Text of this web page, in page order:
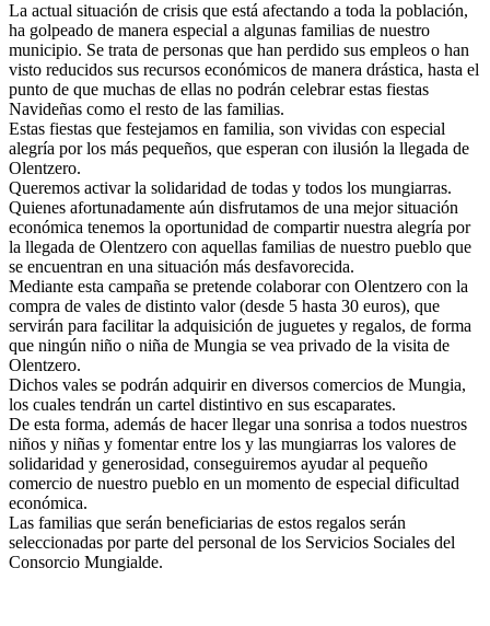
La actual situación de crisis que está afectando a toda la población,
ha golpeado de manera especial a algunas familias de nuestro
municipio. Se trata de personas que han perdido sus empleos o han
visto reducidos sus recursos económicos de manera drástica, hasta el
punto de que muchas de ellas no podrán celebrar estas fiestas
Navideñas como el resto de las familias.
Estas fiestas que festejamos en familia, son vividas con especial
alegría por los más pequeños, que esperan con ilusión la llegada de
Olentzero.
Queremos activar la solidaridad de todas y todos los mungiarras.
Quienes afortunadamente aún disfrutamos de una mejor situación
económica tenemos la oportunidad de compartir nuestra alegría por
la llegada de Olentzero con aquellas familias de nuestro pueblo que
se encuentran en una situación más desfavorecida.
Mediante esta campaña se pretende colaborar con Olentzero con la
compra de vales de distinto valor (desde 5 hasta 30 euros), que
servirán para facilitar la adquisición de juguetes y regalos, de forma
que ningún niño o niña de Mungia se vea privado de la visita de
Olentzero.
Dichos vales se podrán adquirir en diversos comercios de Mungia,
los cuales tendrán un cartel distintivo en sus escaparates.
De esta forma, además de hacer llegar una sonrisa a todos nuestros
niños y niñas y fomentar entre los y las mungiarras los valores de
solidaridad y generosidad, conseguiremos ayudar al pequeño
comercio de nuestro pueblo en un momento de especial dificultad
económica.
Las familias que serán beneficiarias de estos regalos serán
seleccionadas por parte del personal de los Servicios Sociales del
Consorcio Mungialde.